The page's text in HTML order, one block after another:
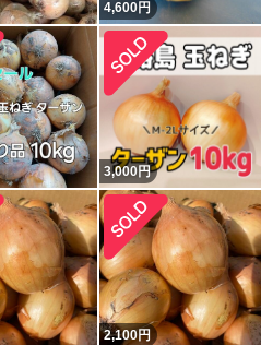
4,600円
3,000円
2,100円